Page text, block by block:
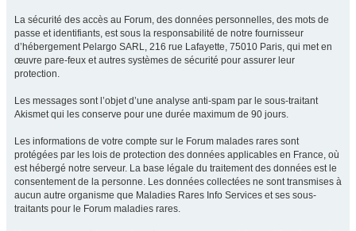
La sécurité des accès au Forum, des données personnelles, des mots de
passe et identifiants, est sous la responsabilité de notre fournisseur
d’hébergement Pelargo SARL, 216 rue Lafayette, 75010 Paris, qui met en
œuvre pare-feux et autres systèmes de sécurité pour assurer leur
protection.
Les messages sont l’objet d’une analyse anti-spam par le sous-traitant
Akismet qui les conserve pour une durée maximum de 90 jours.
Les informations de votre compte sur le Forum malades rares sont
protégées par les lois de protection des données applicables en France, où
est hébergé notre serveur. La base légale du traitement des données est le
consentement de la personne. Les données collectées ne sont transmises à
aucun autre organisme que Maladies Rares Info Services et ses sous-
traitants pour le Forum maladies rares.